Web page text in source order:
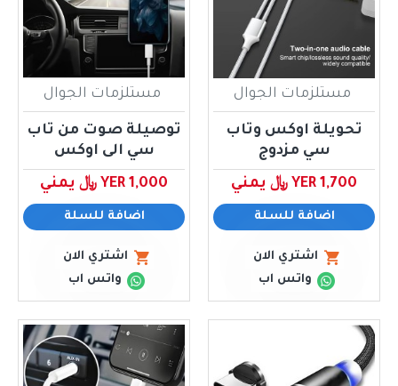
مستلزمات الجوال
تحويلة اوكس وتاب
سي مزدوج
YER 1,700 ﷼ يمني
اضافة للسلة
اشتري الان
واتس اب
مستلزمات الجوال
توصيلة صوت من تاب
سي الى اوكس
YER 1,000 ﷼ يمني
اضافة للسلة
اشتري الان
واتس اب